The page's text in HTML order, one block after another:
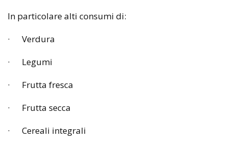
In particolare alti consumi di:
· Verdura
· Legumi
· Frutta fresca
· Frutta secca
· Cereali integrali